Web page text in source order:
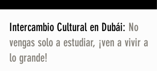
Intercambio Cultural en Dubái: No
vengas solo a estudiar, ¡ven a vivir a
lo grande!